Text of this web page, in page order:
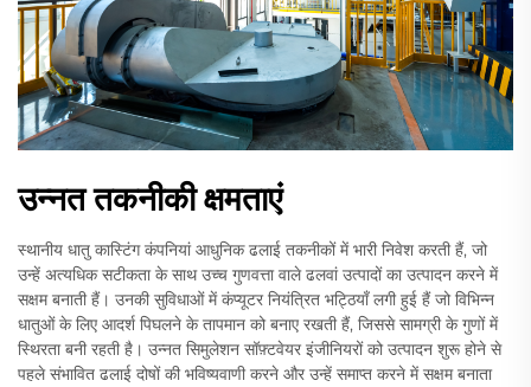
उन्नत तकनीकी क्षमताएं
स्थानीय धातु कास्टिंग कंपनियां आधुनिक ढलाई तकनीकों में भारी निवेश करती हैं, जो
उन्हें अत्यधिक सटीकता के साथ उच्च गुणवत्ता वाले ढलवां उत्पादों का उत्पादन करने में
सक्षम बनाती हैं। उनकी सुविधाओं में कंप्यूटर नियंत्रित भट्ठियाँ लगी हुई हैं जो विभिन्न
धातुओं के लिए आदर्श पिघलने के तापमान को बनाए रखती हैं, जिससे सामग्री के गुणों में
स्थिरता बनी रहती है। उन्नत सिमुलेशन सॉफ़्टवेयर इंजीनियरों को उत्पादन शुरू होने से
पहले संभावित ढलाई दोषों की भविष्यवाणी करने और उन्हें समाप्त करने में सक्षम बनाता